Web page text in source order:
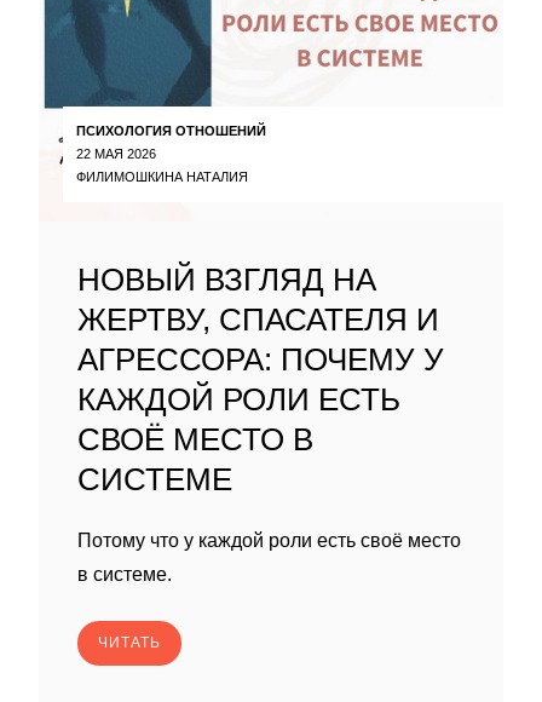
ПСИХОЛОГИЯ ОТНОШЕНИЙ
22 МАЯ 2026
ФИЛИМОШКИНА НАТАЛИЯ
НОВЫЙ ВЗГЛЯД НА
ЖЕРТВУ, СПАСАТЕЛЯ И
АГРЕССОРА: ПОЧЕМУ У
КАЖДОЙ РОЛИ ЕСТЬ
СВОЁ МЕСТО В
СИСТЕМЕ
Потому что у каждой роли есть своё место
в системе.
ЧИТАТЬ